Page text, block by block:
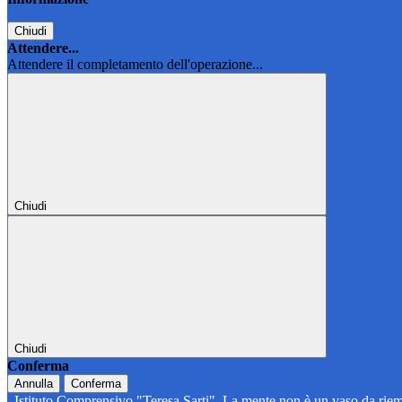
Chiudi
Attendere...
Attendere il completamento dell'operazione...
Chiudi
Chiudi
Conferma
Annulla Conferma